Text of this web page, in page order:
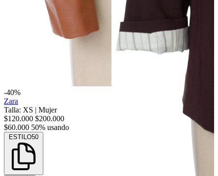
-40%
Zara
Talla: XS | Mujer
$120.000 $200.000
$60.000 50% usando
ESTILO50